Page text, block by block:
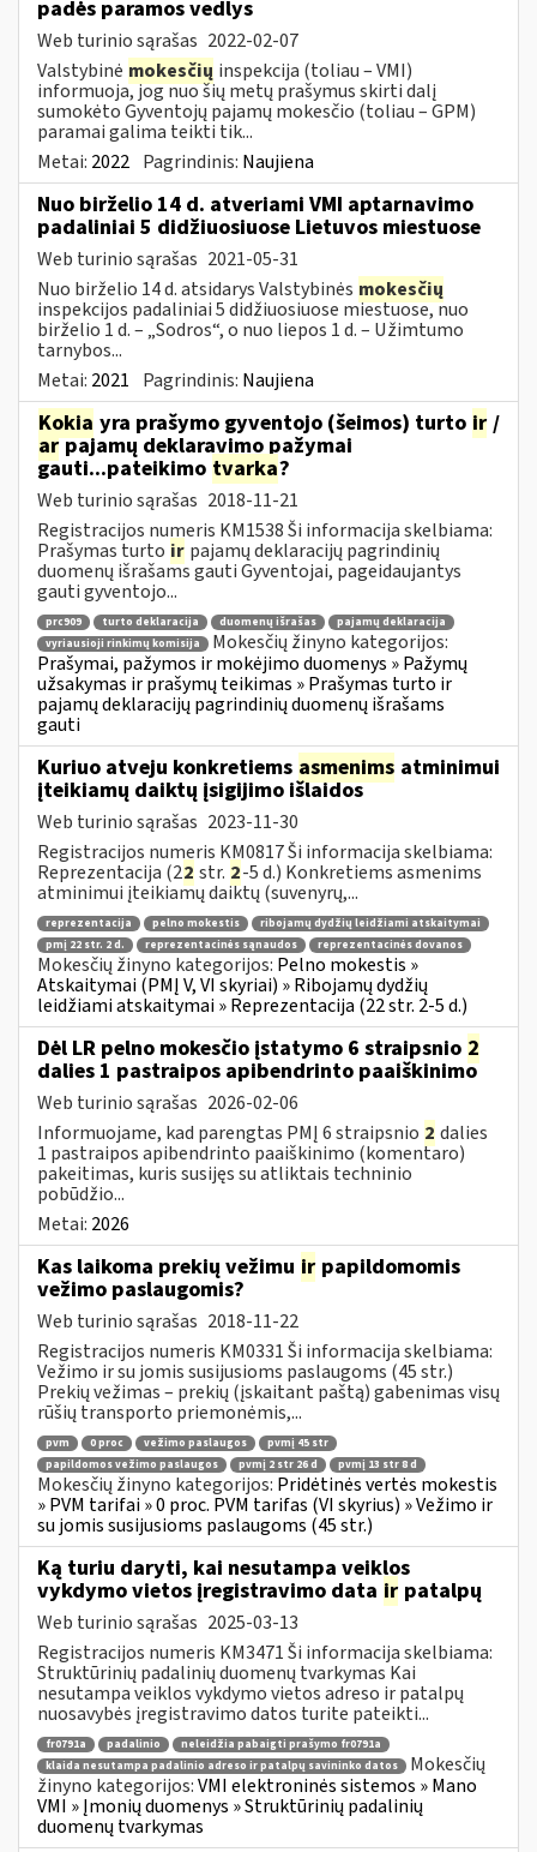
padės paramos vedlys
Web turinio sąrašas 2022-02-07
Valstybinė mokesčių inspekcija (toliau – VMI)
informuoja, jog nuo šių metų prašymus skirti dalį
sumokėto Gyventojų pajamų mokesčio (toliau – GPM)
paramai galima teikti tik...
Metai: 2022 Pagrindinis: Naujiena
Nuo birželio 14 d. atveriami VMI aptarnavimo
padaliniai 5 didžiuosiuose Lietuvos miestuose
Web turinio sąrašas 2021-05-31
Nuo birželio 14 d. atsidarys Valstybinės mokesčių
inspekcijos padaliniai 5 didžiuosiuose miestuose, nuo
birželio 1 d. – „Sodros“, o nuo liepos 1 d. – Užimtumo
tarnybos...
Metai: 2021 Pagrindinis: Naujiena
Kokia yra prašymo gyventojo (šeimos) turto ir /
arpajamų deklaravimo pažymai
gauti...pateikimo tvarka?
Web turinio sąrašas 2018-11-21
Registracijos numeris KM1538 Ši informacija skelbiama:
Prašymas turto ir pajamų deklaracijų pagrindinių
duomenų išrašams gauti Gyventojai, pageidaujantys
gauti gyventojo...
prc909 turto deklaracija duomenų išrašas
pajamų deklaracija
vyriausioji rinkimų komisija
Mokesčių žinyno kategorijos:
Prašymai, pažymos ir mokėjimo duomenys » Pažymų
užsakymas ir prašymų teikimas » Prašymas turto ir
pajamų deklaracijų pagrindinių duomenų išrašams
gauti
Kuriuo atveju konkretiems asmenims atminimui
įteikiamų daiktų įsigijimo išlaidos
Web turinio sąrašas 2023-11-30
Registracijos numeris KM0817 Ši informacija skelbiama:
Reprezentacija (22 str. 2-5 d.) Konkretiems asmenims
atminimui įteikiamų daiktų (suvenyrų,...
reprezentacija pelno mokestis
ribojamų dydžių leidžiami atskaitymai
pmį 22 str. 2 d.
reprezentacinės sąnaudos reprezentacinės dovanos
Mokesčių žinyno kategorijos: Pelno mokestis »
Atskaitymai (PMĮ V, VI skyriai) » Ribojamų dydžių
leidžiami atskaitymai » Reprezentacija (22 str. 2-5 d.)
Dėl LR pelno mokesčio įstatymo 6 straipsnio 2
dalies 1 pastraipos apibendrinto paaiškinimo
Web turinio sąrašas 2026-02-06
Informuojame, kad parengtas PMĮ 6 straipsnio 2 dalies
1 pastraipos apibendrinto paaiškinimo (komentaro)
pakeitimas, kuris susijęs su atliktais techninio
pobūdžio...
Metai: 2026
Kas laikoma prekių vežimu ir papildomomis
vežimo paslaugomis?
Web turinio sąrašas 2018-11-22
Registracijos numeris KM0331 Ši informacija skelbiama:
Vežimo ir su jomis susijusioms paslaugoms (45 str.)
Prekių vežimas – prekių (įskaitant paštą) gabenimas visų
rūšių transporto priemonėmis,...
pvm 0 proc vežimo paslaugos
pvmį 45 str
papildomos vežimo paslaugos
pvmį 2 str 26 d pvmį 13 str 8 d
Mokesčių žinyno kategorijos: Pridėtinės vertės mokestis
» PVM tarifai » 0 proc. PVM tarifas (VI skyrius) » Vežimo ir
su jomis susijusioms paslaugoms (45 str.)
Ką turiu daryti, kai nesutampa veiklos
vykdymo vietos įregistravimo data ir patalpų
Web turinio sąrašas 2025-03-13
Registracijos numeris KM3471 Ši informacija skelbiama:
Struktūrinių padalinių duomenų tvarkymas Kai
nesutampa veiklos vykdymo vietos adreso ir patalpų
nuosavybės įregistravimo datos turite pateikti...
fr0791a padalinio
neleidžia pabaigti prašymo fr0791a
klaida nesutampa padalinio adreso ir patalpų savininko datos
Mokesčių
žinyno kategorijos:VMI elektroninės sistemos » Mano
VMI » Įmonių duomenys » Struktūrinių padalinių
duomenų tvarkymas